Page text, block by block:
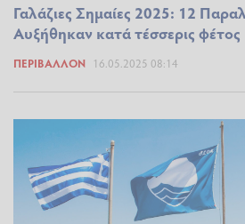
Γαλάζιες Σημαίες 2025: 12
Αυξήθηκαν κατά τέσσερις φέτος
ΠΕΡΙΒΆΛΛΟΝ 16.05.2025 08:14